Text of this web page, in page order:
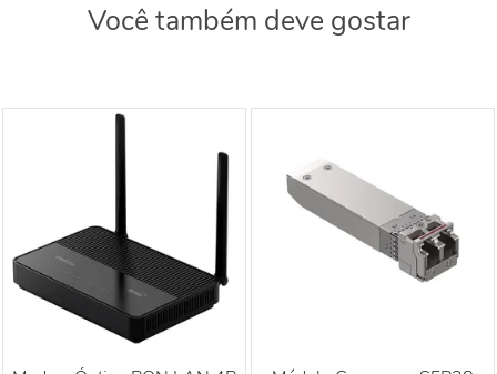
Você também deve gostar